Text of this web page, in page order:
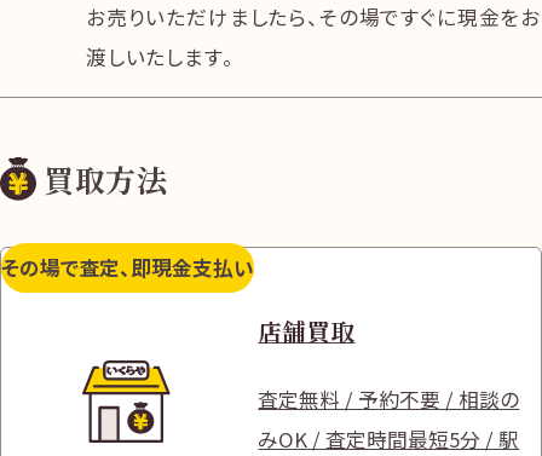
お売りいただけましたら、その場ですぐに現金をお
渡しいたします。
買取方法
その場で査定、即現金支払い
店舗買取
査定無料 / 予約不要 / 相談の
みOK / 査定時間最短5分 / 駅